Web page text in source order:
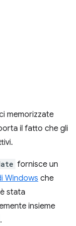
memorizzate
il fatto che gli
fornisce un
Windows che
stata
insieme
.